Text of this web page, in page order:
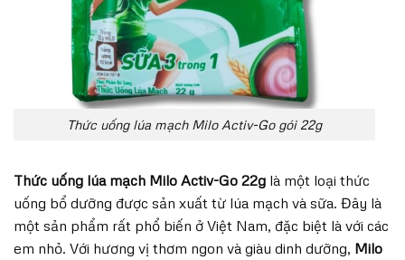
Thức uống lúa mạch Milo Activ-Go gói 22g
Thức uống lúa mạch Milo Activ-Go 22g là một loại thức
uống bổ dưỡng được sản xuất từ lúa mạch và sữa. Đây là
một sản phẩm rất phổ biến ở Việt Nam, đặc biệt là với các
em nhỏ. Với hương vị thơm ngon và giàu dinh dưỡng, Milo